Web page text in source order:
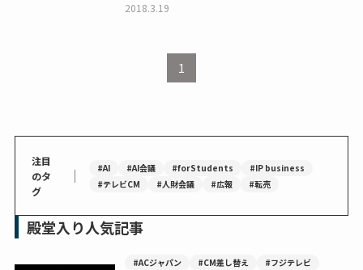
2018.3.19
1
注目
のタ
グ
｜ #AI #AI会議 #forStudents
#IP business
#テレビCM
#人財会議 #広報 #転売
殿堂入り人気記事
#ACジャパン #CM差し替え #フジテレビ